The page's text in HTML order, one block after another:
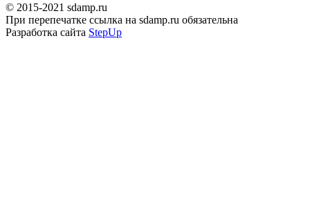
© 2015-2021 sdamp.ru
При перепечатке ссылка на sdamp.ru обязательна
Разработка сайта StepUp